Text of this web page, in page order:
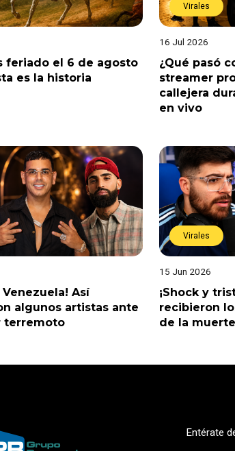
feriado el 6 de agosto
es la historia
Virales
16 Jul 2026
¿Qué pasó
streamer
callejera
en vivo
Venezuela! Así
algunos artistas ante
terremoto
Virales
15 Jun 2026
¡Shock y
recibieron
de la
Entérate